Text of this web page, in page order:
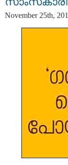
November 25th,